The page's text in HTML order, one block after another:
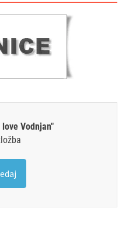
Vodnjan"